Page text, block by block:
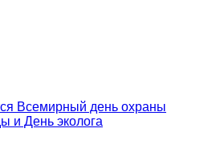
Всемирный день охраны
и День эколога